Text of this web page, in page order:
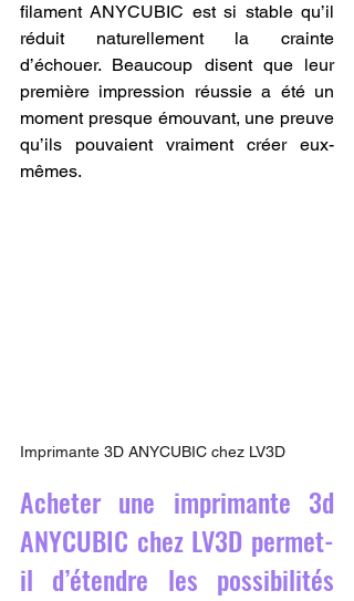
filament ANYCUBIC est si stable qu’il
réduit naturellement la crainte
d’échouer. Beaucoup disent que leur
première impression réussie a été un
moment presque émouvant, une preuve
qu’ils pouvaient vraiment créer eux-
mêmes.
Imprimante 3D ANYCUBIC chez LV3D
Acheter une imprimante 3d
ANYCUBIC chez LV3D permet-
il d’étendre les possibilités